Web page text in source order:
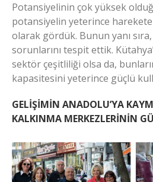
Potansiyelinin çok yüksek
potansiyelin yeterince
olarak gördük. Bunun yanı
sorunlarını tespit ettik.
sektör çeşitliliği olsa da,
kapasitesini yeterince güçlü
GELİŞİMİN ANADOLU’YA
KALKINMA MERKEZLERİNİN